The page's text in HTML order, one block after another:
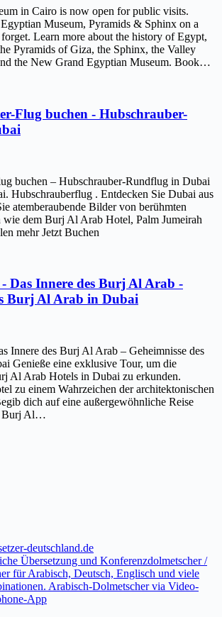
in Cairo is now open for public visits.
Museum, Pyramids & Sphinx on a
Learn more about the history of Egypt,
Pyramids of Giza, the Sphinx, the Valley
the New Grand Egyptian Museum. Book…
Flug buchen - Hubschrauber-
buchen – Hubschrauber-Rundflug in Dubai
Hubschrauberflug . Entdecken Sie Dubai aus
atemberaubende Bilder von berühmten
wie dem Burj Al Arab Hotel, Palm Jumeirah
mehr Jetzt Buchen
Das Innere des Burj Al Arab -
Burj Al Arab in Dubai
Innere des Burj Al Arab – Geheimnisse des
Genieße eine exklusive Tour, um die
Al Arab Hotels in Dubai zu erkunden.
zu einem Wahrzeichen der architektonischen
dich auf eine außergewöhnliche Reise
Burj Al…
deutschland.de
Übersetzung und Konferenzdolmetscher /
für Arabisch, Deutsch, Englisch und viele
Arabisch-Dolmetscher via Video-
App